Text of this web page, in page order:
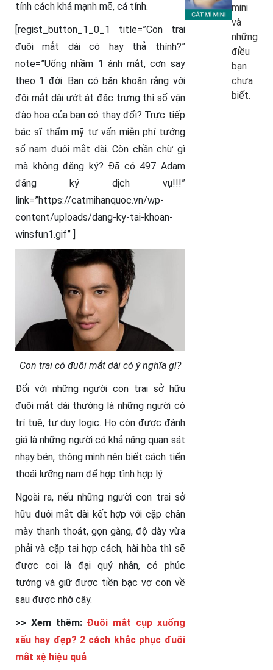
tính cách khá mạnh mẽ, cá tính.
[regist_button_1_0_1 title=”Con trai
đuôi mắt dài có hay thả thính?”
note=”Uống nhầm 1 ánh mắt, cơn say
theo 1 đời. Bạn có băn khoăn rằng với
đôi mắt dài ướt át đặc trưng thì số vận
đào hoa của bạn có thay đổi? Trực tiếp
bác sĩ thẩm mỹ tư vấn miễn phí tướng
số nam đuôi mắt dài. Còn chần chừ gì
mà không đăng ký? Đã có 497 Adam
đăng ký dịch vụ!!!”
link=”https://catmihanquoc.vn/wp-
content/uploads/dang-ky-tai-khoan-
winsfun1.gif” ]
Con trai có đuôi mắt dài có ý nghĩa gì?
Đối với những người con trai sở hữu
đuôi mắt dài thường là những người có
trí tuệ, tư duy logic. Họ còn được đánh
giá là những người có khả năng quan sát
nhạy bén, thông minh nên biết cách tiến
thoái lưỡng nam để hợp tình hợp lý.
Ngoài ra, nếu những người con trai sở
hữu đuôi mắt dài kết hợp với cặp chân
mày thanh thoát, gọn gàng, độ dày vừa
phải và cặp tai hợp cách, hài hòa thì sẽ
được coi là đại quý nhân, có phúc
tướng và giữ được tiền bạc vợ con về
sau được nhờ cậy.
>> Xem thêm: Đuôi mắt cụp xuống
xấu hay đẹp? 2 cách khắc phục đuôi
mắt xệ hiệu quả
mini
và
những
điều
bạn
chưa
biết.